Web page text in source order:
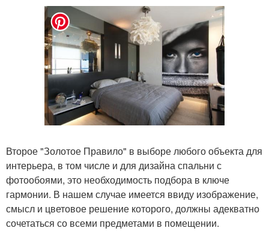
Второе "Золотое Правило" в выборе любого объекта для
интерьера, в том числе и для дизайна спальни с
фотообоями, это необходимость подбора в ключе
гармонии. В нашем случае имеется ввиду изображение,
смысл и цветовое решение которого, должны адекватно
сочетаться со всеми предметами в помещении.